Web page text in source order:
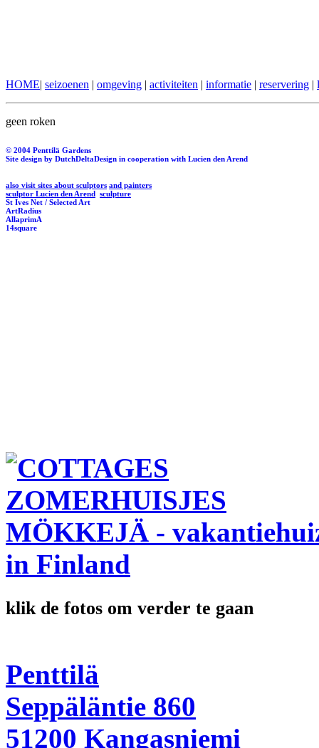
HOME| seizoenen | omgeving | activiteiten | informatie | reservering |
geen roken
© 2004 Penttilä Gardens
Site design by DutchDeltaDesign in cooperation with Lucien den Arend
also visit sites about sculptors and painters
sculptor Lucien den Arend sculpture
St Ives Net / Selected Art
ArtRadius
AllaprimA
14square
klik de fotos om verder te gaan
Penttilä
Seppäläntie 860
51200 Kangasniemi